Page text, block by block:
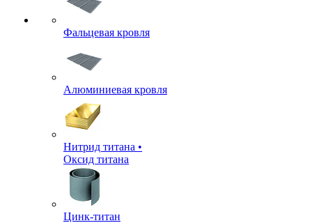
Фальцевая кровля
Алюминиевая кровля
Нитрид титана •
Оксид титана
Цинк-титан